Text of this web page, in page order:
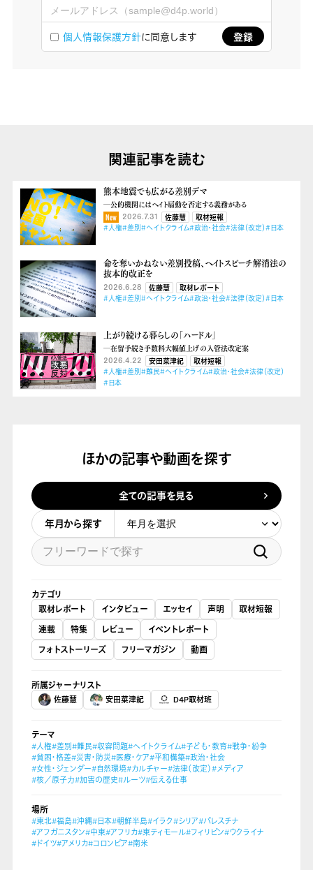
個人情報保護方針に同意します
関連記事を読む
熊本地震でも広がる差別デマ
―公的機関にはヘイト扇動を否定する義務がある
2026.7.31 佐藤慧
取材短報
#人権#差別#ヘイトクライム#政治・社会#法律（改定）#日本
命を奪いかねない差別投稿、ヘイトスピーチ解消法の
抜本的改正を
2026.6.28 佐藤慧
取材レポート
#人権#差別#ヘイトクライム#政治・社会#法律（改定）#日本
上がり続ける暮らしの「ハードル」
―在留手続き手数料大幅値上げの入管法改定案
2026.4.22 安田菜津紀
取材短報
#人権#差別#難民#ヘイトクライム#政治・社会#法律（改定）
#日本
ほかの記事や動画を探す
全ての記事を見る
年月から探す
カテゴリ
取材レポート
インタビュー エッセイ 声明
取材短報
連載
特集 レビュー
イベントレポート
フォトストーリーズ
フリーマガジン 動画
所属ジャーナリスト
佐藤慧 安田菜津紀 D4P取材班
テーマ
#人権#差別#難民#収容問題#ヘイトクライム#子ども・教育#戦争・紛争
#貧困・格差#災害・防災#医療・ケア#平和構築#政治・社会
#女性・ジェンダー#自然環境#カルチャー#法律（改定）#メディア
#核／原子力#加害の歴史#ルーツ#伝える仕事
場所
#東北#福島#沖縄#日本#朝鮮半島#イラク#シリア#パレスチナ
#アフガニスタン#中東#アフリカ#東ティモール#フィリピン#ウクライナ
#ドイツ#アメリカ#コロンビア#南米